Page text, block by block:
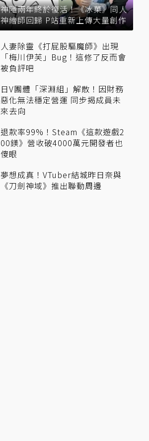
神隱兩年終於復活！《冰菓》同人
神繪師回歸 P站重新上傳大量創作
人妻除靈《打屁股驅魔師》出現
「梅川伊芙」Bug！這修了反而會
被負評吧
日V團體「深淵組」解散！因財務
惡化無法穩定營運 同步揭成員未
來去向
退款率99%！Steam《這款遊戲2
00鎂》營收破4000萬元開發者也
傻眼
夢想成真！VTuber結城昨日奈與
《刀劍神域》推出聯動周邊